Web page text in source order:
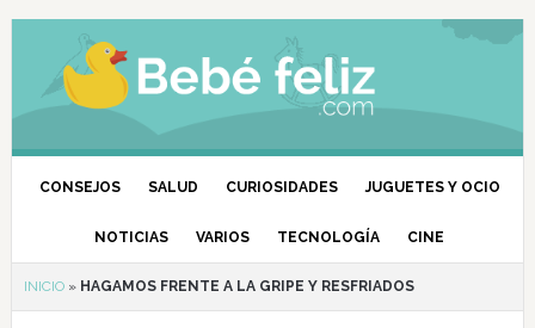
CONSEJOS SALUD CURIOSIDADES JUGUETES Y OCIO
NOTICIAS VARIOS TECNOLOGÍA CINE
INICIO» HAGAMOS FRENTE A LA GRIPE Y RESFRIADOS